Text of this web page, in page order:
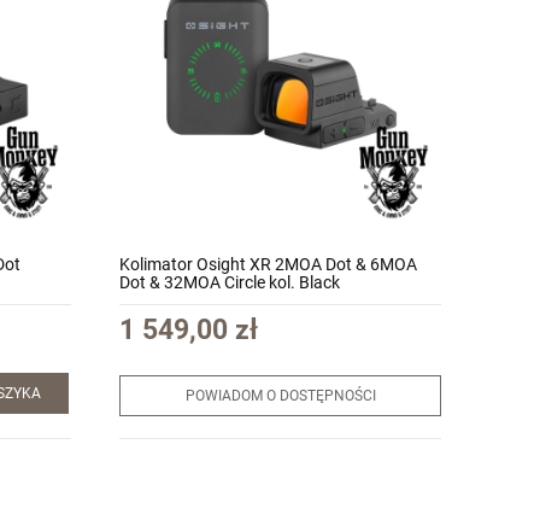
Kolimator Osight XR 2MOA Dot & 6MOA
Dot & 32MOA Circle kol. Black
1 549,00 zł
POWIADOM O DOSTĘPNOŚCI